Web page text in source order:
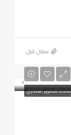
‏سنتين قبل
صالحة للتطوير العقاري